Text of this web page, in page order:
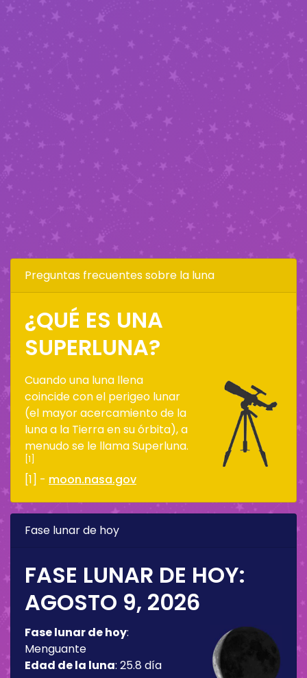
Preguntas frecuentes sobre la luna
¿QUÉ ES UNA
SUPERLUNA?
Cuando una luna llena
coincide con el perigeo lunar
(el mayor acercamiento de la
luna a la Tierra en su órbita), a
menudo se le llama Superluna.
[1]
[1] - moon.nasa.gov
Fase lunar de hoy
FASE LUNAR DE HOY:
AGOSTO 9, 2026
Fase lunar de hoy:
Menguante
Edad de la luna: 25.8 día